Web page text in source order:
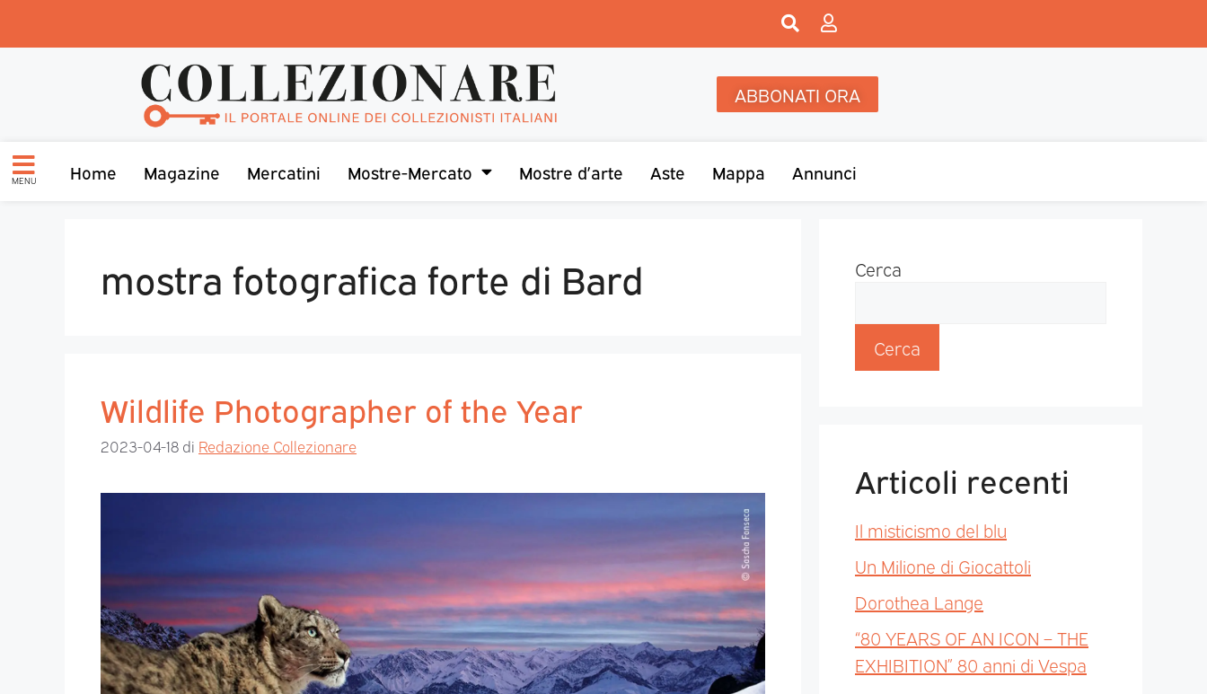
ABBONATI ORA
MENU Home Magazine Mercatini Mostre-Mercato Mostre d’arte Aste Mappa Annunci
mostra fotografica forte di Bard
Wildlife Photographer of the Year
2023-04-18 di Redazione Collezionare
Cerca
Cerca
Articoli recenti
Il misticismo del blu
Un Milione di Giocattoli
Dorothea Lange
“80 YEARS OF AN ICON – THE
EXHIBITION” 80 anni di Vespa